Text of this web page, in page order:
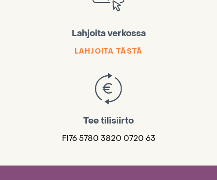
Lahjoita verkossa
LAHJOITA TÄSTÄ
Tee tilisiirto
FI76 5780 3820 0720 63